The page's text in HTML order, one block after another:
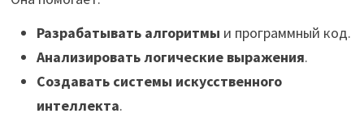
Разрабатывать алгоритмы и программный код.
Анализировать логические выражения.
Создавать системы искусственного
интеллекта.